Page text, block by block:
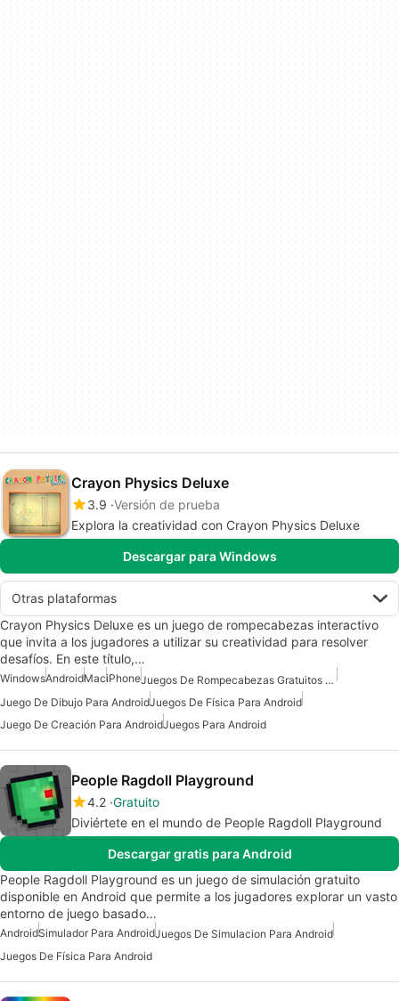
Crayon Physics Deluxe
3.9 Versión de prueba
Explora la creatividad con Crayon Physics Deluxe
Descargar para Windows
Otras plataformas
Crayon Physics Deluxe es un juego de rompecabezas interactivo
que invita a los jugadores a utilizar su creatividad para resolver
desafíos. En este título,…
WindowsAndroidMaciPhone
Juegos De Rompecabezas Gratuitos Para Android
Juego De Dibujo Para AndroidJuegos De Física Para Android
Juego De Creación Para AndroidJuegos Para Android
People Ragdoll Playground
4.2 Gratuito
Diviértete en el mundo de People Ragdoll Playground
Descargar gratis para Android
People Ragdoll Playground es un juego de simulación gratuito
disponible en Android que permite a los jugadores explorar un vasto
entorno de juego basado…
AndroidSimulador Para AndroidJuegos De Simulacion Para Android
Juegos De Física Para Android